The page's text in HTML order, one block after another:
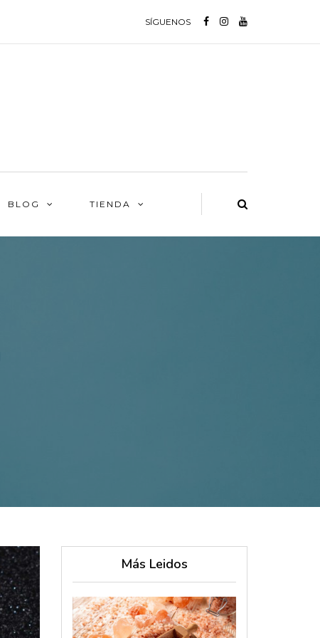
SÍGUENOS
BLOG TIENDA
Más Leidos